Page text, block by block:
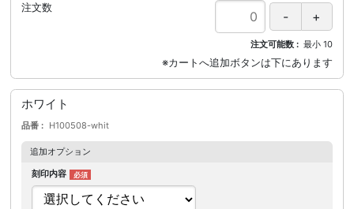
注文数
注文可能数 最小 10
ホワイト
品番 H100508-whit
追加オプション
刻印内容